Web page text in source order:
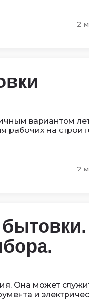
2
вариантом
на
2
Она может
и